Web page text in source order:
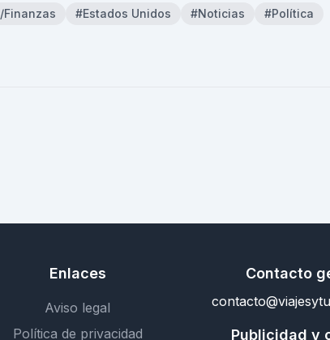
Finanzas #Estados Unidos #Noticias
#Política
Enlaces
Aviso legal
Política de privacidad
Contacto
Publicidad y